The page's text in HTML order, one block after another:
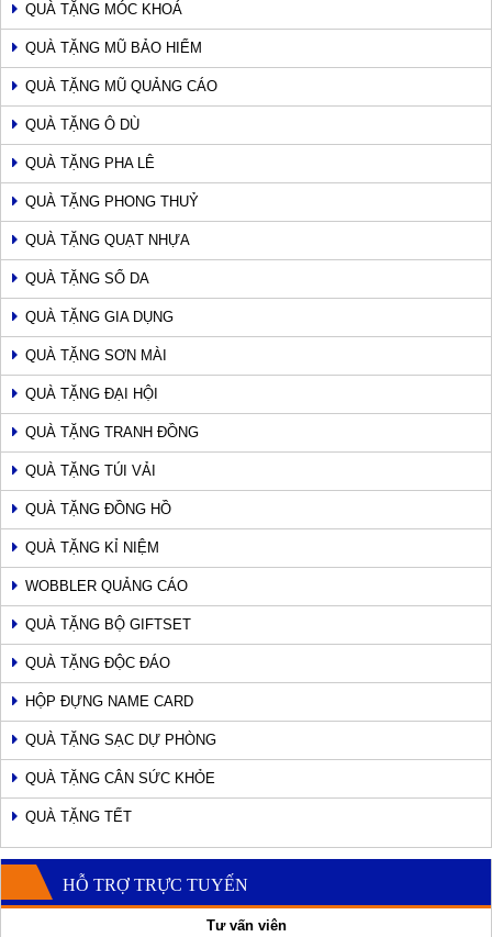
QUÀ TẶNG MÓC KHOÁ
QUÀ TẶNG MŨ BẢO HIỂM
QUÀ TẶNG MŨ QUẢNG CÁO
QUÀ TẶNG Ô DÙ
QUÀ TẶNG PHA LÊ
QUÀ TẶNG PHONG THUỶ
QUÀ TẶNG QUẠT NHỰA
QUÀ TẶNG SỔ DA
QUÀ TẶNG GIA DỤNG
QUÀ TẶNG SƠN MÀI
QUÀ TẶNG ĐẠI HỘI
QUÀ TẶNG TRANH ĐỒNG
QUÀ TẶNG TÚI VẢI
QUÀ TẶNG ĐỒNG HỒ
QUÀ TẶNG KỈ NIỆM
WOBBLER QUẢNG CÁO
QUÀ TẶNG BỘ GIFTSET
QUÀ TẶNG ĐỘC ĐÁO
HỘP ĐỰNG NAME CARD
QUÀ TẶNG SẠC DỰ PHÒNG
QUÀ TẶNG CÂN SỨC KHỎE
QUÀ TẶNG TẾT
HỖ TRỢ TRỰC TUYẾN
Tư vấn viên